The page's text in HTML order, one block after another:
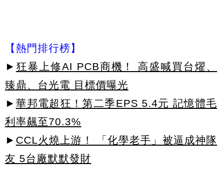
【熱門排行榜】
► 狂暴上修AI PCB商機！ 高盛喊買台燿、
臻鼎、台光電 目標價曝光
► 華邦電超狂！第二季EPS 5.4元 記憶體毛
利率飆至70.3%
► CCL火燒上游！ 「化學老手」被逼成神隊
友 5台廠默默發財